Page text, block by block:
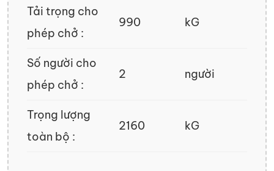
Tải trọng cho
phép chở :
990 kG
Số người cho
phép chở :
2 người
Trọng lượng
toàn bộ :
2160 kG